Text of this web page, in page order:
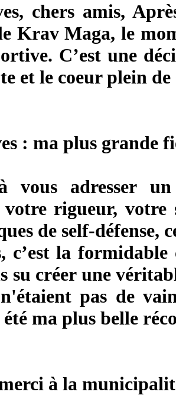
chers amis,
Krav Maga, le
C’est une
et le coeur plein
: ma plus grande
vous adresser
votre rigueur,
de self-
c’est la
su créer une
pas de
été ma plus belle
à la